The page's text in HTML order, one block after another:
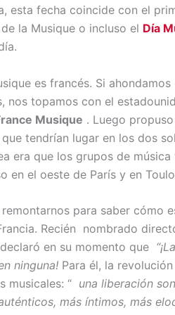
esta fecha coincide con el
la Musique o incluso el Día
es francés. Si ahondamos
nos topamos con el
Musique . Luego
que tendrían lugar en los dos
era que los grupos de
en el oeste de París y en
para saber cómo
Recién nombrado
declaró en su momento que
ninguna! Para él, la
musicales: “ una liberación
más íntimos, más